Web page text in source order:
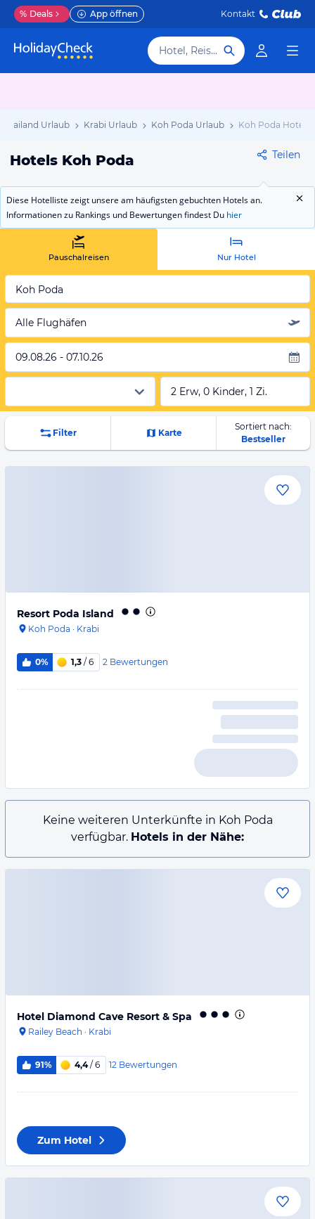
% Deals App öffnen Kontakt
Hotel, Reiseziel
Thailand Urlaub Krabi Urlaub Koh Poda Urlaub Koh Poda Hotels
Hotels Koh Poda Teilen
Diese Hotelliste zeigt unsere am häufigsten gebuchten Hotels an.
Informationen zu Rankings und Bewertungen findest Du hier
Pauschalreisen Nur Hotel
Koh Poda
Alle Flughäfen
09.08.26 - 07.10.26
2 Erw, 0 Kinder, 1 Zi.
Filter Karte
Sortiert nach:
Bestseller
Resort Poda Island
Koh Poda · Krabi
0% 1,3 / 6 2 Bewertungen
Keine weiteren Unterkünfte in Koh Poda
verfügbar. Hotels in der Nähe:
Hotel Diamond Cave Resort & Spa
Railey Beach · Krabi
91% 4,4/ 6 12 Bewertungen
Zum Hotel